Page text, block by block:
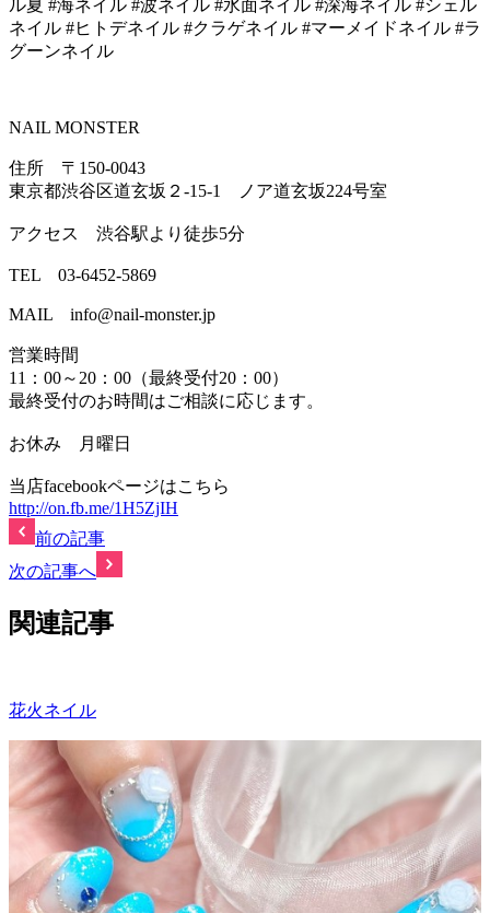
ル夏 #海ネイル #波ネイル #水面ネイル #深海ネイル #シェル
ネイル #ヒトデネイル #クラゲネイル #マーメイドネイル #ラ
グーンネイル
NAIL MONSTER
住所 〒150-0043
東京都渋谷区道玄坂２-15-1 ノア道玄坂224号室
アクセス 渋谷駅より徒歩5分
TEL 03-6452-5869
MAIL info@nail-monster.jp
営業時間
11：00～20：00（最終受付20：00）
最終受付のお時間はご相談に応じます。
お休み 月曜日
当店facebookページはこちら
http://on.fb.me/1H5ZjIH
前の記事
次の記事へ
関連記事
花火ネイル